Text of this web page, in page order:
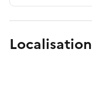
Localisation